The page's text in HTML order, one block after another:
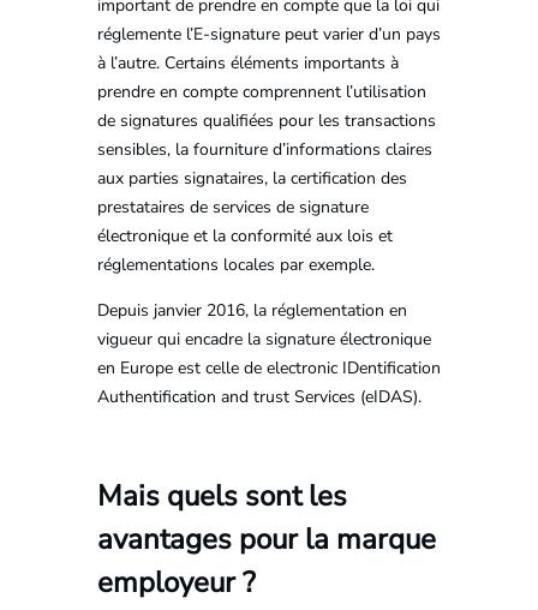
important de prendre en compte que la loi qui
réglemente l’E-signature peut varier d’un pays
à l’autre. Certains éléments importants à
prendre en compte comprennent l’utilisation
de signatures qualifiées pour les transactions
sensibles, la fourniture d’informations claires
aux parties signataires, la certification des
prestataires de services de signature
électronique et la conformité aux lois et
réglementations locales par exemple.
Depuis janvier 2016, la réglementation en
vigueur qui encadre la signature électronique
en Europe est celle de electronic IDentification
Authentification and trust Services (eIDAS).
Mais quels sont les
avantages pour la marque
employeur ?